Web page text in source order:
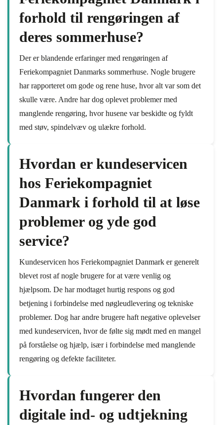
forhold til rengøringen af
deres sommerhuse?
Der er blandende erfaringer med rengøringen af
Feriekompagniet Danmarks sommerhuse. Nogle brugere
har rapporteret om gode og rene huse, hvor alt var som det
skulle være. Andre har dog oplevet problemer med
manglende rengøring, hvor husene var beskidte og fyldt
med støv, spindelvæv og ulækre forhold.
Hvordan er kundeservicen
hos Feriekompagniet
Danmark i forhold til at løse
problemer og yde god
service?
Kundeservicen hos Feriekompagniet Danmark er generelt
blevet rost af nogle brugere for at være venlig og
hjælpsom. De har modtaget hurtig respons og god
betjening i forbindelse med nøgleudlevering og tekniske
problemer. Dog har andre brugere haft negative oplevelser
med kundeservicen, hvor de følte sig mødt med en mangel
på forståelse og hjælp, især i forbindelse med manglende
rengøring og defekte faciliteter.
Hvordan fungerer den
digitale ind- og udtjekning